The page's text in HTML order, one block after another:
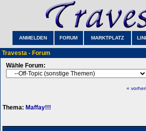
ANMELDEN FORUM MARKTPLATZ
Travesta - Forum
Wähle Forum:
«
Thema: Maffay!!!